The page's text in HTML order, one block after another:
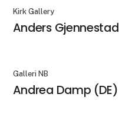
Kirk Gallery
Anders Gjennestad
Galleri NB
Andrea Damp (DE)